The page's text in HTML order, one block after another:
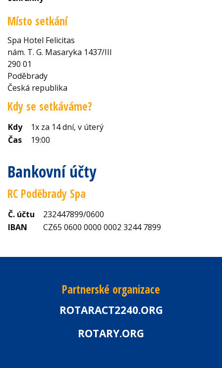
Místo setkání
Spa Hotel Felicitas
nám. T. G. Masaryka 1437/III
290 01
Poděbrady
Česká republika
Kdy se setkáváme?
Kdy
1x za 14 dní, v úterý
Čas
19:00
Bankovní účty
RC Poděbrady Spa
Č. účtu
232447899/0600
IBAN
CZ65 0600 0000 0002 3244 7899
Partnerské organizace
ROTARACT2240.ORG
ROTARY.ORG